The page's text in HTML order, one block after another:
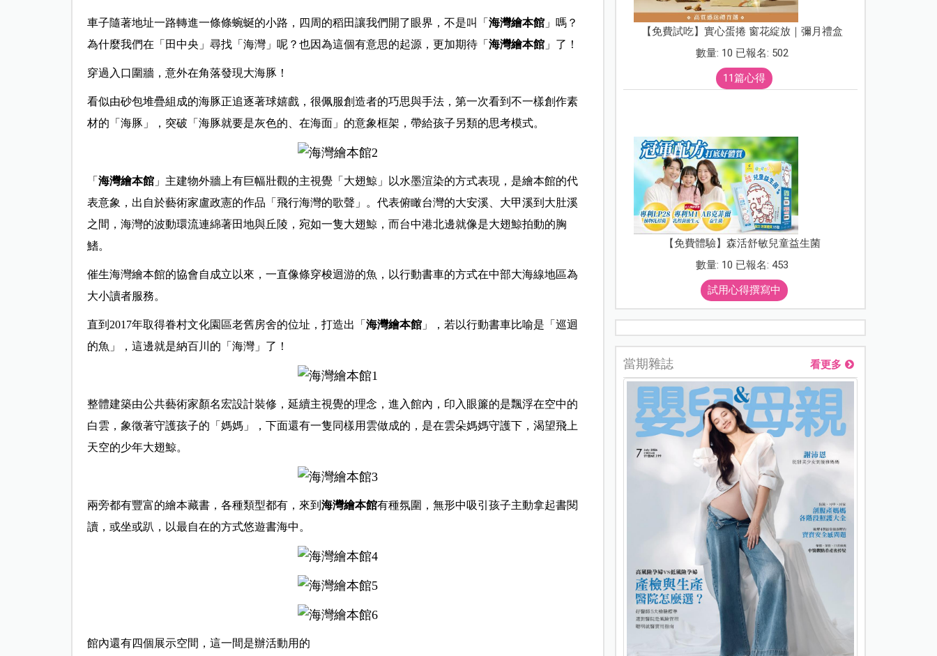
車子隨著地址一路轉進一條條蜿蜒的小路，四周的稻田讓我們開了眼界，不是叫「 海灣繪本館」嗎？
為什麼我們在「田中央」尋找「海灣」呢？也因為這個有意思的起源，更加期待「 海灣繪本館」了！
穿過入口圍牆，意外在角落發現大海豚！
看似由砂包堆疊組成的海豚正追逐著球嬉戲，很佩服創造者的巧思與手法，第一次看到不一樣創作素
材的「海豚」，突破「海豚就要是灰色的、在海面」的意象框架，帶給孩子另類的思考模式。
「 海灣繪本館」主建物外牆上有巨幅壯觀的主視覺「大翅鯨」以水墨渲染的方式表現，是繪本館的代
表意象，出自於藝術家盧政憲的作品「飛行海灣的歌聲」。代表俯瞰台灣的大安溪、大甲溪到大肚溪
之間，海灣的波動環流連綿著田地與丘陵，宛如一隻大翅鯨，而台中港北邊就像是大翅鯨拍動的胸
鰭。
催生海灣繪本館的協會自成立以來，一直像條穿梭迴游的魚，以行動書車的方式在中部大海線地區為
大小讀者服務。
直到2017年取得眷村文化園區老舊房舍的位址，打造出「 海灣繪本館」，若以行動書車比喻是「巡迴
的魚」，這邊就是納百川的「海灣」了！
整體建築由公共藝術家顏名宏設計裝修，延續主視覺的理念，進入館內，印入眼簾的是飄浮在空中的
白雲，象徵著守護孩子的「媽媽」，下面還有一隻同樣用雲做成的，是在雲朵媽媽守護下，渴望飛上
天空的少年大翅鯨。
兩旁都有豐富的繪本藏書，各種類型都有，來到 海灣繪本館有種氛圍，無形中吸引孩子主動拿起書閱
讀，或坐或趴，以最自在的方式悠遊書海中。
館內還有四個展示空間，這一間是辦活動用的
【免費試吃】實心蛋捲 窗花綻放｜彌月禮盒
數量: 10 已報名: 502
11篇心得
【免費體驗】森活舒敏兒童益生菌
數量: 10 已報名: 453
試用心得撰寫中
當期雜誌 看更多